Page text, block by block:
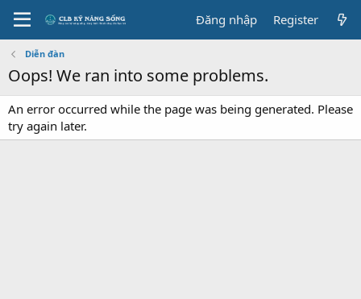
Đăng nhập Register
Diễn đàn
Oops! We ran into some problems.
An error occurred while the page was being generated. Please
try again later.